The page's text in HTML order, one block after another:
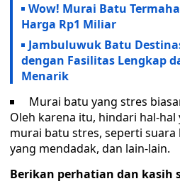
Wow! Murai Batu
Harga Rp1 Miliar
Jambuluwuk Batu
dengan Fasilitas Lengkap
Menarik
Murai batu yang stres
Oleh karena itu, hindari hal-
murai batu stres, seperti
yang mendadak, dan lain-lain.
Berikan perhatian dan kasih